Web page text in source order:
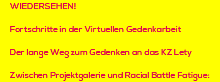
WIEDERSEHEN!
Fortschritte in der Virtuellen Gedenkarbeit
Der lange Weg zum Gedenken an das KZ Lety
Zwischen Projektgalerie und Racial Battle Fatigue: